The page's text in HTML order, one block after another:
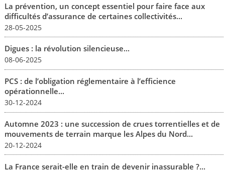
La prévention, un concept essentiel pour faire face aux
difficultés d’assurance de certaines collectivités...
28-05-2025
Digues : la révolution silencieuse...
08-06-2025
PCS : de l’obligation réglementaire à l’efficience
opérationnelle...
30-12-2024
Automne 2023 : une succession de crues torrentielles et de
mouvements de terrain marque les Alpes du Nord...
20-12-2024
La France serait-elle en train de devenir inassurable ?...